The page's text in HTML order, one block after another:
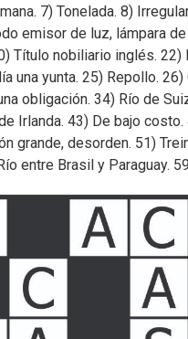
7) Tonelada. 8)
emisor de luz, lámpara
Título nobiliario inglés.
una yunta. 25) Repollo.
obligación. 34) Río de
Irlanda. 43) De bajo
grande, desorden. 51)
entre Brasil y Paraguay.